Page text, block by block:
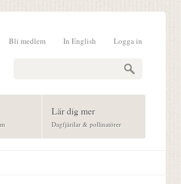
Logga in
In English
Bli medlem
Lär dig mer
Dagfjärilar & pollinatörer